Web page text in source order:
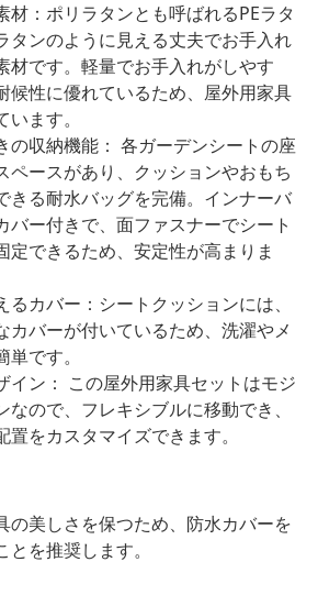
材：ポリラタンとも呼ばれるPEラタ
タンのように見える丈夫でお手入れ
材です。軽量でお手入れがしやす
候性に優れているため、屋外用家具
ます。
の収納機能： 各ガーデンシートの座
ペースがあり、クッションやおもち
きる耐水バッグを完備。インナーバ
バー付きで、面ファスナーでシート
定できるため、安定性が高まりま
るカバー：シートクッションには、
カバーが付いているため、洗濯やメ
です。
イン： この屋外用家具セットはモジ
なので、フレキシブルに移動でき、
置をカスタマイズできます。
の美しさを保つため、防水カバーを
を推奨します。